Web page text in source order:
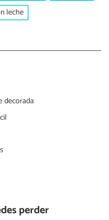
leche
decorada
perder